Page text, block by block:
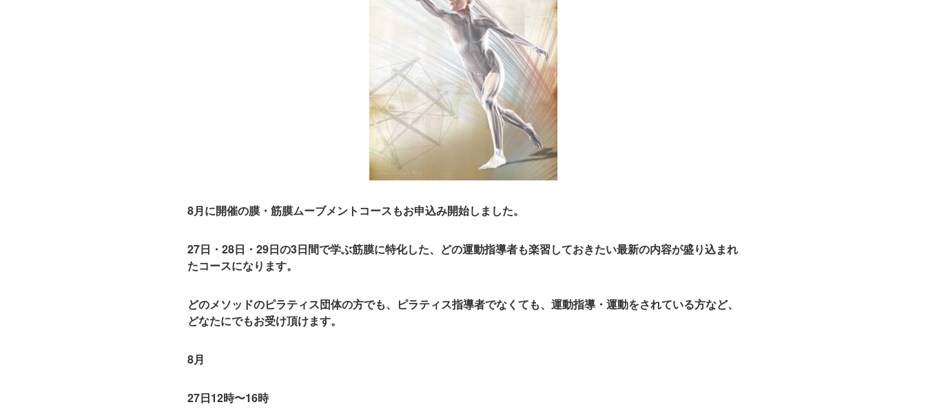
8月に開催の膜・筋膜ムーブメントコースもお申込み開始しました。
27日・28日・29日の3日間で学ぶ筋膜に特化した、どの運動指導者も楽習しておきたい最新の内容が盛り込まれ
たコースになります。
どのメソッドのピラティス団体の方でも、ピラティス指導者でなくても、運動指導・運動をされている方など、
どなたにでもお受け頂けます。
8月
27日12時〜16時